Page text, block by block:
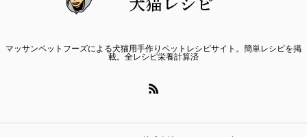
マッサンペットフーズによる犬猫用手作りペットレシピサイト。簡単レシピを掲
載。全レシピ栄養計算済